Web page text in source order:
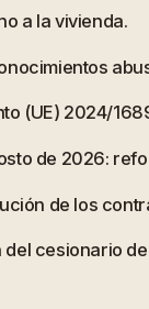
a la vivienda.
(UE) 2024/
de 2026:
de los
cesionario